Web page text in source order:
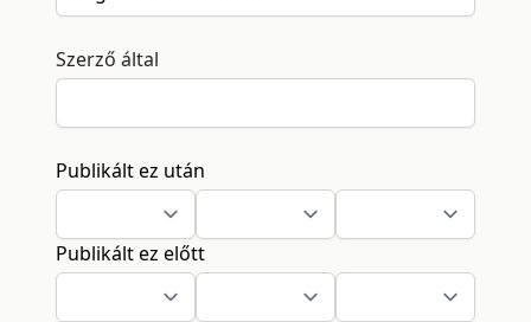
Szerző által
Publikált ez után
Publikált ez előtt